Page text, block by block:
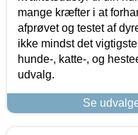
mange kræfter i at
afprøvet og testet af
ikke mindst det
hunde-, katte-, og
udvalg.
Se